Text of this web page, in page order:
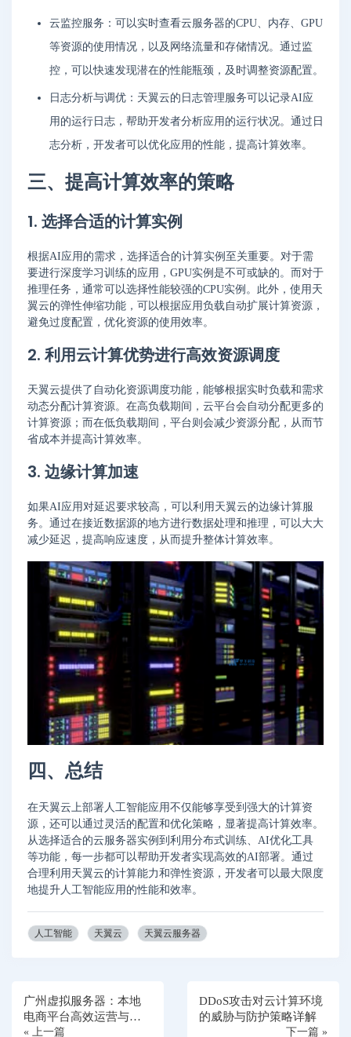
云监控服务：可以实时查看云服务器的CPU、内存、GPU
等资源的使用情况，以及网络流量和存储情况。通过监
控，可以快速发现潜在的性能瓶颈，及时调整资源配置。
日志分析与调优：天翼云的日志管理服务可以记录AI应
用的运行日志，帮助开发者分析应用的运行状况。通过日
志分析，开发者可以优化应用的性能，提高计算效率。
三、提高计算效率的策略
1. 选择合适的计算实例
根据AI应用的需求，选择适合的计算实例至关重要。对于需
要进行深度学习训练的应用，GPU实例是不可或缺的。而对于
推理任务，通常可以选择性能较强的CPU实例。此外，使用天
翼云的弹性伸缩功能，可以根据应用负载自动扩展计算资源，
避免过度配置，优化资源的使用效率。
2. 利用云计算优势进行高效资源调度
天翼云提供了自动化资源调度功能，能够根据实时负载和需求
动态分配计算资源。在高负载期间，云平台会自动分配更多的
计算资源；而在低负载期间，平台则会减少资源分配，从而节
省成本并提高计算效率。
3. 边缘计算加速
如果AI应用对延迟要求较高，可以利用天翼云的边缘计算服
务。通过在接近数据源的地方进行数据处理和推理，可以大大
减少延迟，提高响应速度，从而提升整体计算效率。
四、总结
在天翼云上部署人工智能应用不仅能够享受到强大的计算资
源，还可以通过灵活的配置和优化策略，显著提高计算效率。
从选择适合的云服务器实例到利用分布式训练、AI优化工具
等功能，每一步都可以帮助开发者实现高效的AI部署。通过
合理利用天翼云的计算能力和弹性资源，开发者可以最大限度
地提升人工智能应用的性能和效率。
人工智能 天翼云 天翼云服务器
广州虚拟服务器：本地
电商平台高效运营与安
全防护的必备利器
« 上一篇
DDoS攻击对云计算环境
的威胁与防护策略详解
下一篇 »